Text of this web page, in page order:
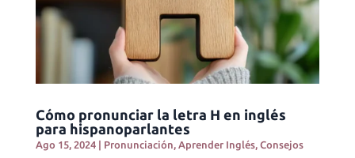
Cómo pronunciar la letra H en inglés
para hispanoparlantes
Ago 15, 2024| Pronunciación Aprender Inglés, Consejos